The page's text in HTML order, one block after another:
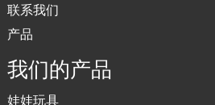
联系我们
产品
我们的产品
娃娃玩具